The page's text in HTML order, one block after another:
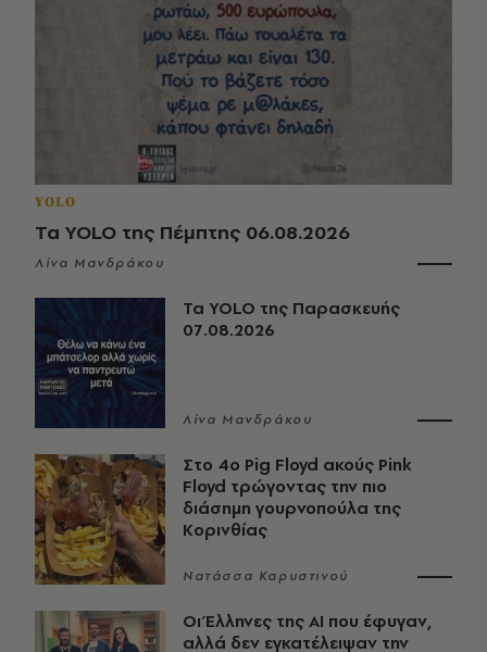
YOLO
Τα YOLO της Πέμπτης 06.08.2026
Λίνα Μανδράκου
Τα YOLO της Παρασκευής
07.08.2026
Λίνα Μανδράκου
Στο 4ο Pig Floyd ακούς Pink
Floyd τρώγοντας την πιο
διάσημη γουρνοπούλα της
Κορινθίας
Νατάσσα Καρυστινού
Οι Έλληνες της ΑΙ που έφυγαν,
αλλά δεν εγκατέλειψαν την